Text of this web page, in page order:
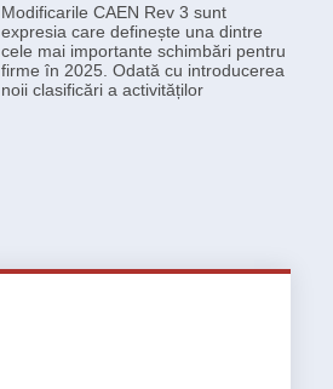
Modificarile CAEN Rev 3 sunt
expresia care definește una dintre
cele mai importante schimbări pentru
firme în 2025. Odată cu introducerea
noii clasificări a activităților